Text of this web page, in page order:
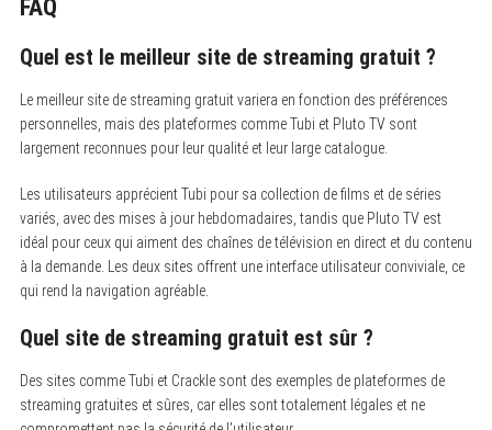
FAQ
Quel est le meilleur site de streaming gratuit ?
Le meilleur site de streaming gratuit variera en fonction des préférences
personnelles, mais des plateformes comme Tubi et Pluto TV sont
largement reconnues pour leur qualité et leur large catalogue.
Les utilisateurs apprécient Tubi pour sa collection de films et de séries
variés, avec des mises à jour hebdomadaires, tandis que Pluto TV est
idéal pour ceux qui aiment des chaînes de télévision en direct et du contenu
à la demande. Les deux sites offrent une interface utilisateur conviviale, ce
qui rend la navigation agréable.
Quel site de streaming gratuit est sûr ?
Des sites comme Tubi et Crackle sont des exemples de plateformes de
streaming gratuites et sûres, car elles sont totalement légales et ne